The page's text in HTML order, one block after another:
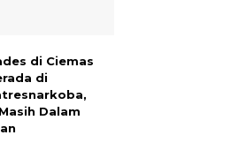
di Ciemas
di
Dalam